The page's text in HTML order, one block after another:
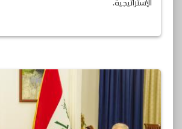
الإستراتيجية.